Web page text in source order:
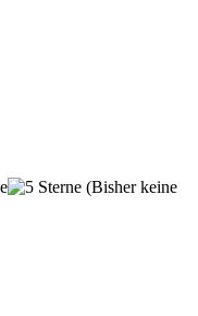
(Bisher keine